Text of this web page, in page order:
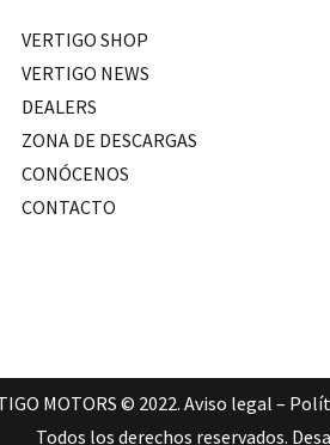
VERTIGO SHOP
VERTIGO NEWS
DEALERS
ZONA DE DESCARGAS
CONÓCENOS
CONTACTO
MOTORS © 2022.Aviso legal –
Todos los derechos reservados.